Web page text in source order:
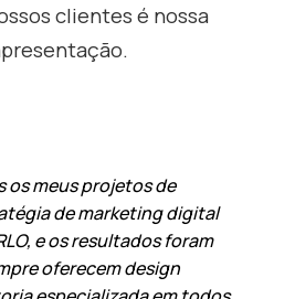
clientes é nossa
os meus projetos de
de marketing digital
e os resultados foram
oferecem design